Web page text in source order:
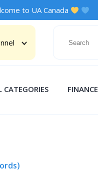
to UA Canada
CATEGORIES FINANCE